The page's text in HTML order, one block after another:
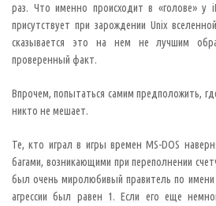
раз. Что именно происходит в «голове» у
присутствует при зарождении Unix
сказывается это на нем не лучшим
проверенный факт.
Впрочем, попытаться самим предположить,
никто не мешает.
Те, кто играл в игры времен MS-DOS
багами, возникающими при переполнении
был очень миролюбивый правитель по имени
агрессии был равен 1. Если его еще
р
у
г
и
з
а
м
е
т
х
б
а
г